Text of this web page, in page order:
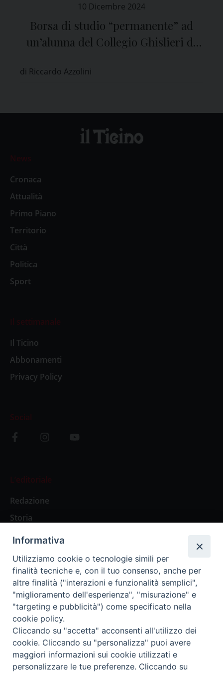
10 Dicembre 2024
Borsa di studio “permanente” ad
un’alunna del Collegio Ghislieri di
di Riccardo Azzolini
News
Cronaca
Attualità
Primo Piano
Territorio
Città
Politica
Sport
Il settimanale
Il Ticino
Abbonamenti
Privacy Policy
Social
L’editoriale
Redazione
Storia
Abbonamenti
Abbonamento Annuale Digitale
Abbonamento Annuale Cartaceo
Abbonamento Singola Copia Digitale
Redazione: Pavia, Piazza Duomo 11 - tel. 0382.24736 -
Informativa
Utilizziamo cookie o tecnologie simili per
finalità tecniche e, con il tuo consenso, anche per
altre finalità ("interazioni e funzionalità semplici",
"miglioramento dell'esperienza", "misurazione" e
"targeting e pubblicità") come specificato nella
cookie policy.
Cliccando su "accetta" acconsenti all'utilizzo dei
cookie. Cliccando su "personalizza" puoi avere
maggiori informazioni sui cookie utilizzati e
personalizzare le tue preferenze. Cliccando su